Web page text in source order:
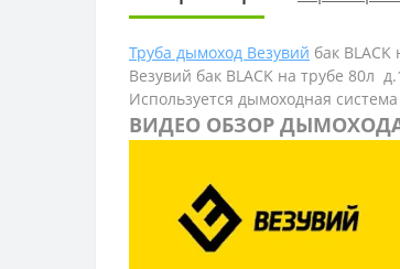
Труба дымоход Везувий бак
Везувий бак BLACK на трубе 80л
Используется дымоходная
ВИДЕО ОБЗОР